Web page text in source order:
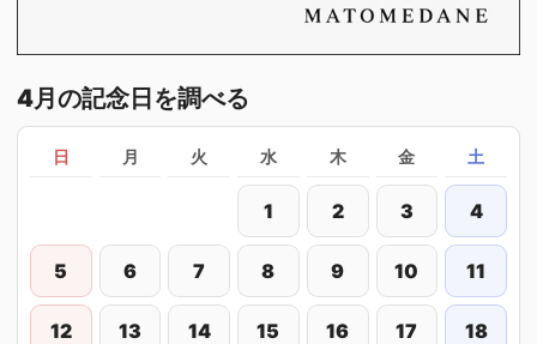
4月の記念日を調べる
日 月 火 水 木 金 土
1 2 3 4
5 6 7 8 9 10 11
12 13 14 15 16 17 18